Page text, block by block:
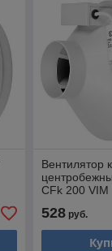
Вентилятор
CFk 200 VIM
528руб.